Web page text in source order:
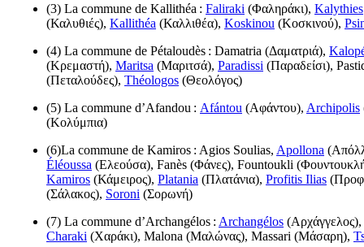
(3) La commune de Kallithéa : Faliraki (Φαληράκι), Kalythies
(Καλυθιές), Kallithéa (Καλλιθέα), Koskinou (Κοσκινού),
(4) La commune de Pétaloudès : Damatria (Δαματριά),
(Κρεμαστή), Maritsa (Μαριτσά), Paradissi (Παραδείσι),
(Πεταλούδες), Théologos (Θεολόγος)
(5) La commune d’Afandou : Afántou (Αφάντου), Archipolis
(Κολύμπια)
(6)La commune de Kamiros : Agios Soulias, Apollona (
Éléoussa (Ελεούσα), Fanès (Φάνες), Fountoukli (
Kamiros (Κάμειρος), Platania (Πλατάνια), Profitis Ilias (
(Σάλακος), Soroni (Σορωνή)
(7) La commune d’Archangélos : Archangélos (Αρχάγγελος),
Charaki (Χαράκι), Malona (Μαλώνας), Massari (Μάσαρη),